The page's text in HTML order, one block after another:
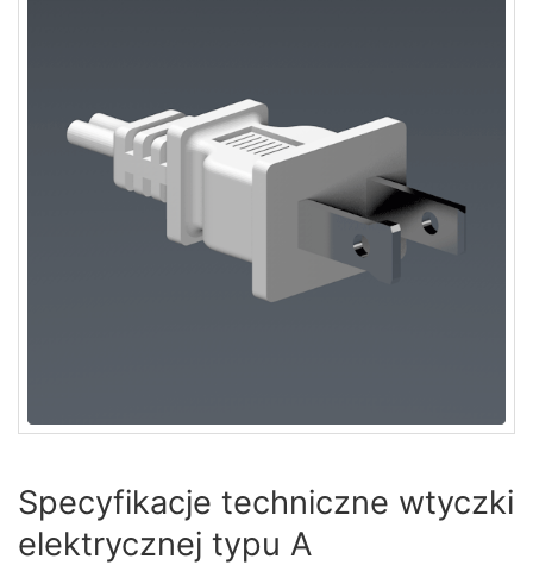
Specyfikacje techniczne wtyczki
elektrycznej typu A